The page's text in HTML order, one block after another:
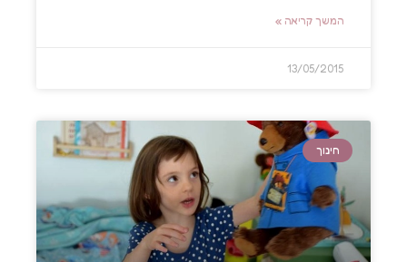
המשך קריאה »
13/05/2015
חינוך